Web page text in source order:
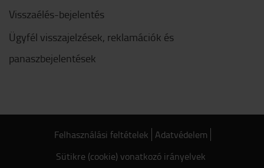
Visszaélés-bejelentés
Ügyfél visszajelzések, reklamációk és
panaszbejelentések
Felhasználási feltételek Adatvédelem
Sütikre (cookie) vonatkozó irányelvek